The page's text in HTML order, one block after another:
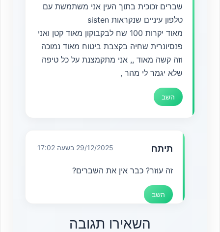
שברים זכוכית בתוך העין אני משתמשת עם
טלפון עיניים שנקראות sisten
מאוד יקרות 100 שח לבקבוקון מאוד קטן ואני
פנסיונרית שחיה בקצבת ביטוח מאוד נמוכה
וזה קשה מאוד ,, אני מתקמצנת על כל טיפה
שלא יגמר לי מהר ,
השב
תיתח 29/12/2025 בשעה 17:02
זה עוזר? כבר אין את השברים?
השב
השאירו תגובה